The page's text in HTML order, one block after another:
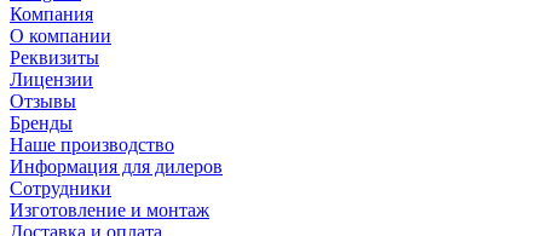
Компания
О компании
Реквизиты
Лицензии
Отзывы
Бренды
Наше производство
Информация для дилеров
Сотрудники
Изготовление и монтаж